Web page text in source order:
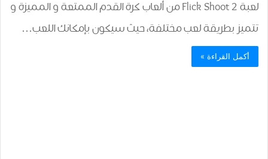
ﻟﻌﺒﺔ Flick Shoot 2 من ألعاب كرة القدم الممتعة و المميزة و
تتميز بطريقة لعب مختلفة، حيث سيكون بإمكانك اللعب…
أكمل القراءة »